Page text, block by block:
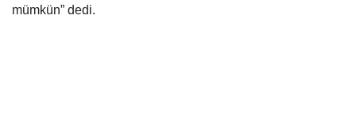
mümkün” dedi.